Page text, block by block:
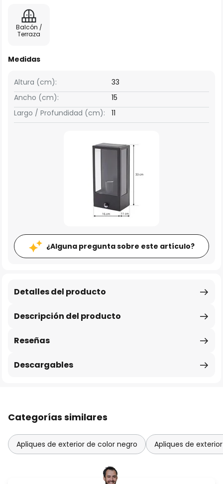
Balcón /
Terraza
Medidas
Ancho (cm): 15
Altura (cm): 33
Largo / Profundidad (cm): 11
¿Alguna pregunta sobre este artículo?
Descripción del producto
Detalles del producto
Reseñas
Descargables
Categorías similares
Apliques de exterior de color negro Apliques de